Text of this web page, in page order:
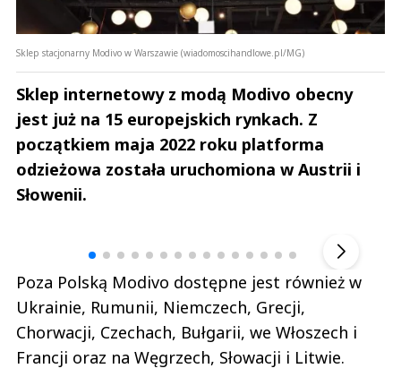
Sklep stacjonarny Modivo w Warszawie (wiadomoscihandlowe.pl/MG)
Sklep internetowy z modą Modivo obecny
jest już na 15 europejskich rynkach. Z
początkiem maja 2022 roku platforma
odzieżowa została uruchomiona w Austrii i
Słowenii.
Poza Polską Modivo dostępne jest również w
Ukrainie, Rumunii, Niemczech, Grecji,
Chorwacji, Czechach, Bułgarii, we Włoszech i
Francji oraz na Węgrzech, Słowacji i Litwie.